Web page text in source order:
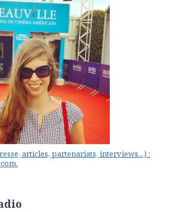
articles, partenariats, interviews...) :